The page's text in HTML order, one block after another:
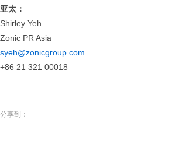
亚太 ：
Shirley Yeh
Zonic PR Asia
syeh@zonicgroup.com
+86 21 321 00018
分享到：